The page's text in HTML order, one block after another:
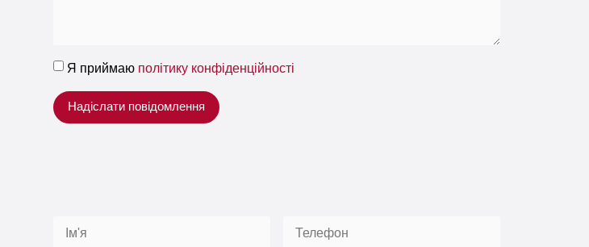
Я приймаю політику конфіденційності
Надіслати повідомлення